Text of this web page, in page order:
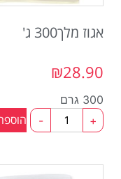
אגוז מלך300 ג'
₪28.90
300 גרם
-
+